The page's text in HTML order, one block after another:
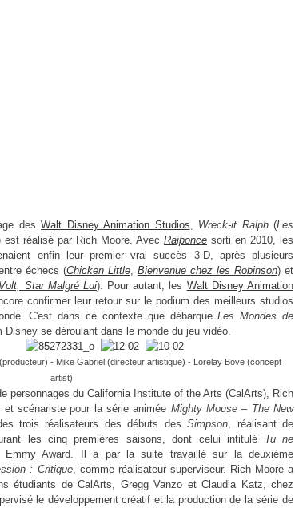
des Walt Disney Animation Studios, Wreck-it Ralph(Les
est réalisé par Rich Moore. Avec Raiponce sorti en 2010, les
enfin leur premier vrai succès 3-D, après plusieurs
échecs (Chicken Little, Bienvenue chez les Robinson) et
Volt, Star Malgré Lui). Pour autant, les Walt Disney Animation
confirmer leur retour sur le podium des meilleurs studios
C'est dans ce contexte que débarqueLes Mondes de
Disney se déroulant dans le monde du jeu vidéo.
- Mike Gabriel (directeur artistique) - Lorelay Bove (concept
artist)
personnages du California Institute of the Arts (CalArts), Rich
et scénariste pour la série animée Mighty Mouse – The New
trois réalisateurs des débuts desSimpson, réalisant de
les cinq premières saisons, dont celui intitulé Tu ne
Emmy Award. Il a par la suite travaillé sur la deuxième
: Critique, comme réalisateur superviseur. Rich Moore a
étudiants de CalArts, Gregg Vanzo et Claudia Katz, chez
le développement créatif et la production de la série de